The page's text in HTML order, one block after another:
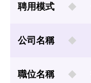
聘用模式
公司名稱
職位名稱